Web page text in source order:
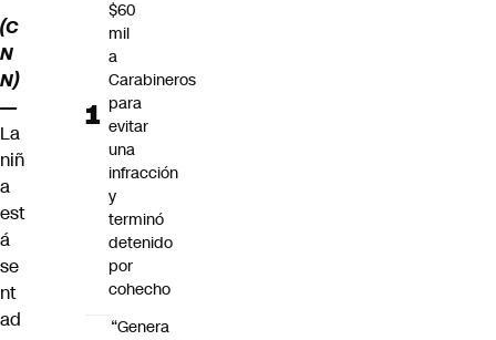
(C
N
N)
—
La
niñ
a
est
á
se
nt
ad
$60
mil
a
Carabineros
para
evitar
una
infracción
y
terminó
detenido
por
cohecho
“Genera